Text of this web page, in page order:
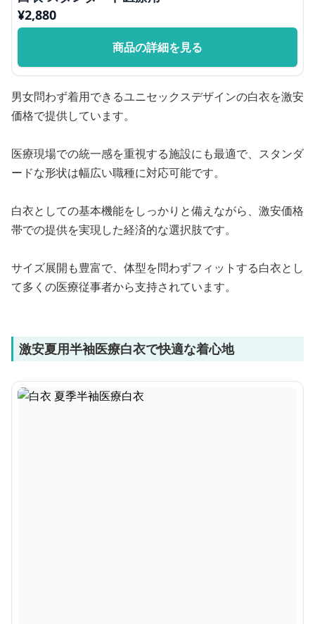
¥2,880
商品の詳細を見る
男女問わず着用できるユニセックスデザインの白衣を激安
価格で提供しています。
医療現場での統一感を重視する施設にも最適で、スタンダ
ードな形状は幅広い職種に対応可能です。
白衣としての基本機能をしっかりと備えながら、激安価格
帯での提供を実現した経済的な選択肢です。
サイズ展開も豊富で、体型を問わずフィットする白衣とし
て多くの医療従事者から支持されています。
激安夏用半袖医療白衣で快適な着心地